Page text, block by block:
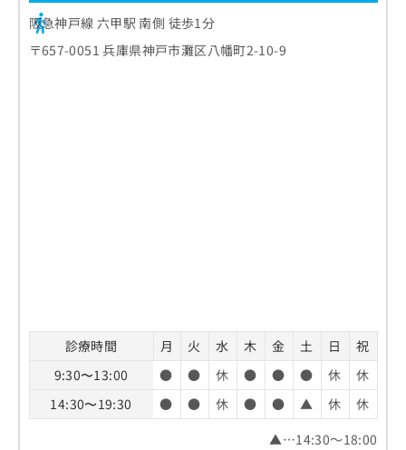
阪急神戸線 六甲駅 南側 徒歩1分
〒657-0051 兵庫県神戸市灘区八幡町2-10-9
診療時間 月 火 水 木 金 土 日
祝
9:30〜13:00
● ● 休 ● ● ● 休
休
14:30〜19:30
● ● 休 ● ● ▲ 休
休
▲…14:30～18:00